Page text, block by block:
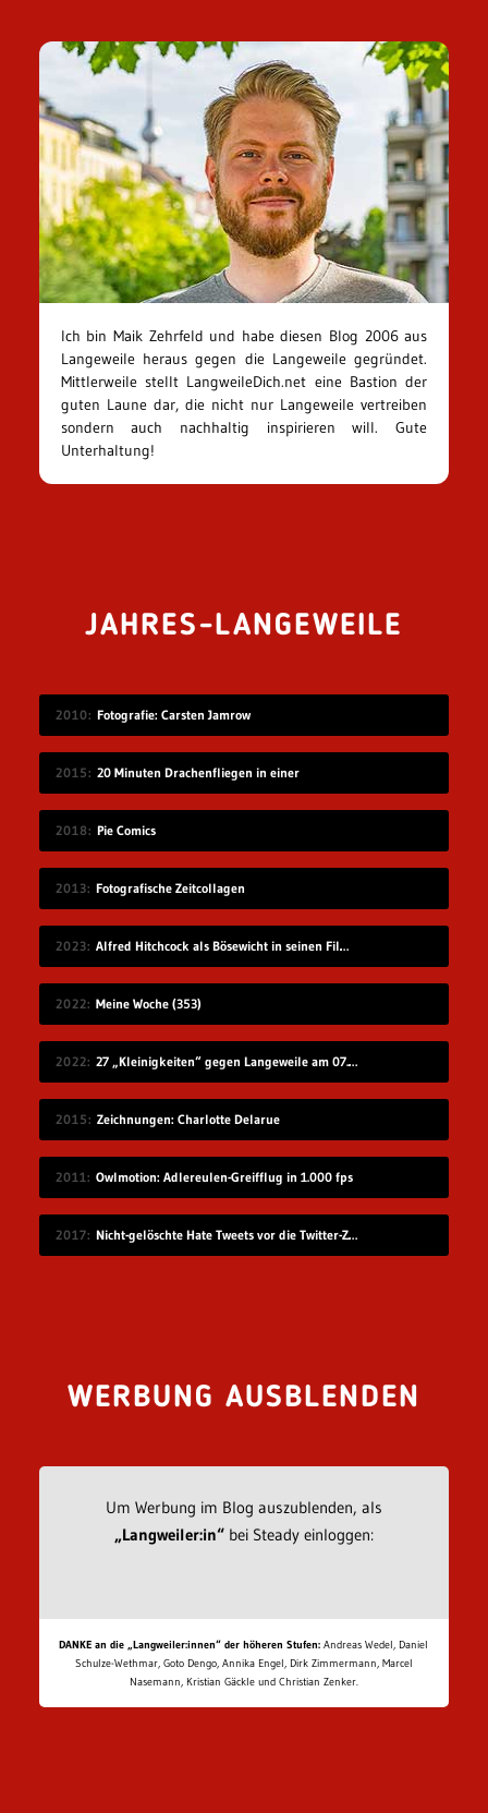
Ich bin Maik Zehrfeld und habe diesen Blog 2006 aus
Langeweile heraus gegen die Langeweile gegründet.
Mittlerweile stellt LangweileDich.net eine Bastion der
guten Laune dar, die nicht nur Langeweile vertreiben
sondern auch nachhaltig inspirieren will. Gute
Unterhaltung!
JAHRES-LANGEWEILE
2010 Fotografie: Carsten Jamrow
2015 20 Minuten Drachenfliegen in einer
2018 Pie Comics
2013 Fotografische Zeitcollagen
2023 Alfred Hitchcock als Bösewicht in seinen Filmen
2022 Meine Woche (353)
2022 27 „Kleinigkeiten“ gegen Langeweile am 07.08.2022
2015 Zeichnungen: Charlotte Delarue
2011 Owlmotion: Adlereulen-Greifflug in 1.000 fps
2017 Nicht-gelöschte Hate Tweets vor die Twitter-Zentrale gesprüht
WERBUNG AUSBLENDEN
Um Werbung im Blog auszublenden, als
„Langweiler:in“bei Steady einloggen:
DANKE an die „Langweiler:innen“ der höheren Stufen: Andreas Wedel, Daniel
Schulze-Wethmar, Goto Dengo, Annika Engel, Dirk Zimmermann, Marcel
Nasemann, Kristian Gäckle und Christian Zenker.